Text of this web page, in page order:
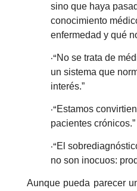
sino que haya
conocimiento
enfermedad y qué
·“No se trata de
un sistema que
interés.”
·“Estamos
pacientes crónicos.”
·“El
no son inocuos:
Aunque pueda parecer